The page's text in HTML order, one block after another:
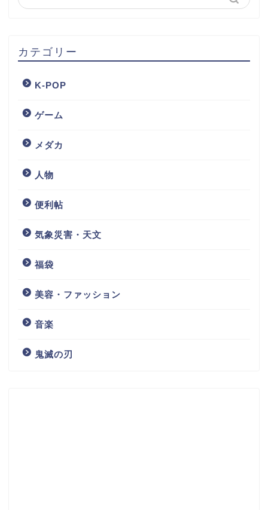
カテゴリー
K-POP
ゲーム
メダカ
人物
便利帖
気象災害・天文
福袋
美容・ファッション
音楽
鬼滅の刃